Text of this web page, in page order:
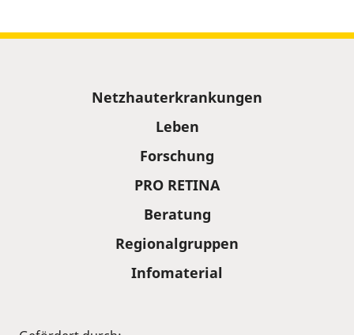
Netzhauterkrankungen
Leben
Forschung
PRO RETINA
Beratung
Regionalgruppen
Infomaterial